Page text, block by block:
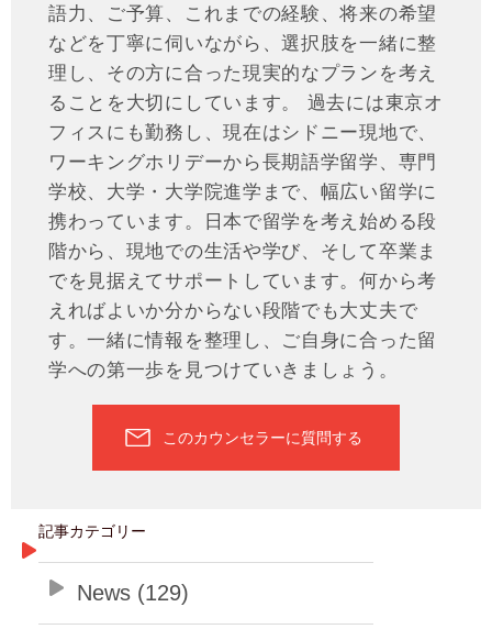
語力、ご予算、これまでの経験、将来の希望
などを丁寧に伺いながら、選択肢を一緒に整
理し、その方に合った現実的なプランを考え
ることを大切にしています。 過去には東京オ
フィスにも勤務し、現在はシドニー現地で、
ワーキングホリデーから長期語学留学、専門
学校、大学・大学院進学まで、幅広い留学に
携わっています。日本で留学を考え始める段
階から、現地での生活や学び、そして卒業ま
でを見据えてサポートしています。何から考
えればよいか分からない段階でも大丈夫で
す。一緒に情報を整理し、ご自身に合った留
学への第一歩を見つけていきましょう。
このカウンセラーに質問する
記事カテゴリー
News (129)